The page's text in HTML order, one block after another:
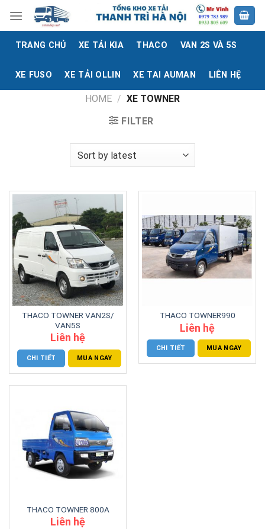
TRANG CHỦ XE TẢI KIA THACO VAN 2S VÀ 5S
XE FUSO XE TẢI OLLIN XE TAI AUMAN LIÊN HỆ
HOME / XE TOWNER
FILTER
THACO TOWNER VAN2S/
VAN5S
Liên hệ
MUA NGAY
CHI TIẾT
THACO TOWNER990
Liên hệ
MUA NGAY
CHI TIẾT
THACO TOWNER 800A
Liên hệ